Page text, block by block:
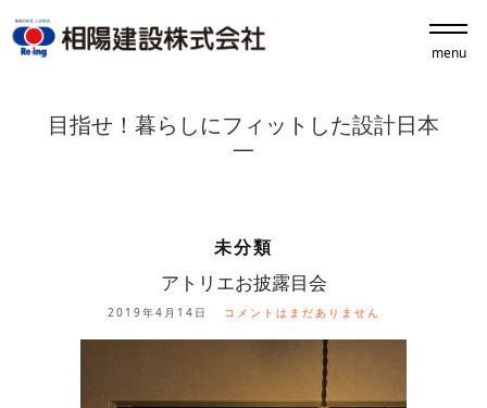
menu
目指せ！暮らしにフィットした設計日本
一
未分類
アトリエお披露目会
2019年4月14日 コメントはまだありません